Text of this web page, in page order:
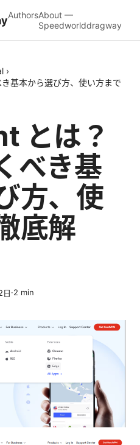
AuthorsAbout —
Speedworlddragway
›
基本から選び方、使い方まで
とは？
べき基
方、使
底解
日·2 min